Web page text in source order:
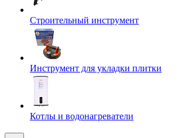
Строительный инструмент
Инструмент для укладки плитки
Котлы и водонагреватели